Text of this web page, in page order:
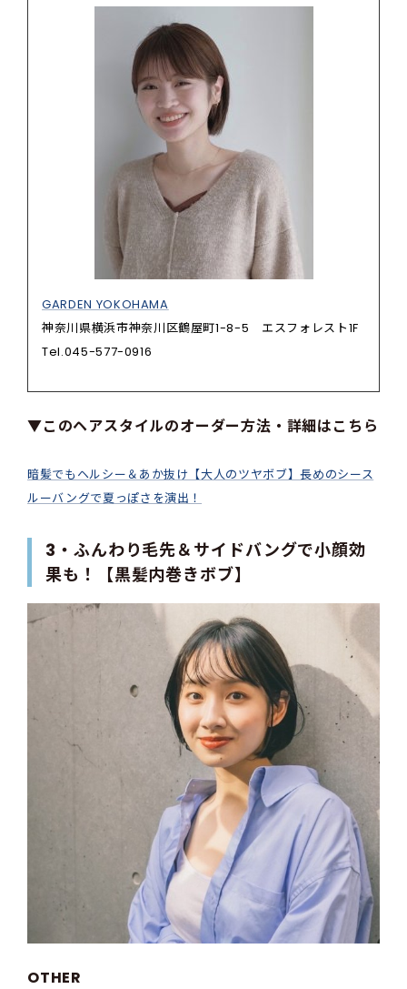
GARDEN YOKOHAMA
神奈川県横浜市神奈川区鶴屋町1-8-5 エスフォレスト1F
Tel.045-577-0916
▼このヘアスタイルのオーダー方法・詳細はこちら
暗髪でもヘルシー＆あか抜け【大人のツヤボブ】長めのシース
ルーバングで夏っぽさを演出！
3・ふんわり毛先＆サイドバングで小顔効
果も！【黒髪内巻きボブ】
OTHER